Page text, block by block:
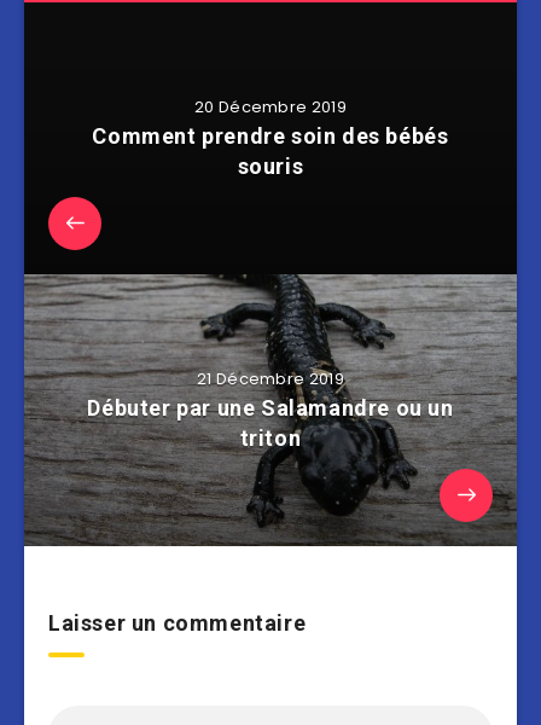
20 Décembre 2019
Comment prendre soin des bébés
souris
21 Décembre 2019
Débuter par une Salamandre ou un
triton
Laisser un commentaire